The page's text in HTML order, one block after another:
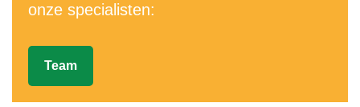
onze specialisten:
Team